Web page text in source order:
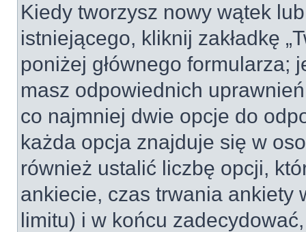
Kiedy tworzysz nowy wątek
istniejącego, kliknij zakładkę
poniżej głównego formularza;
masz odpowiednich
co najmniej dwie opcje do
każda opcja znajduje się w
również ustalić liczbę opcji,
ankiecie, czas trwania ankiety
limitu) i w końcu